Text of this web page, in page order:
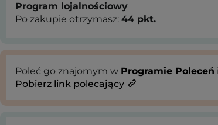
Program lojalnościowy
Po zakupie otrzymasz: 44 pkt.
Poleć go znajomym w Programie Poleceń
Pobierz link polecający